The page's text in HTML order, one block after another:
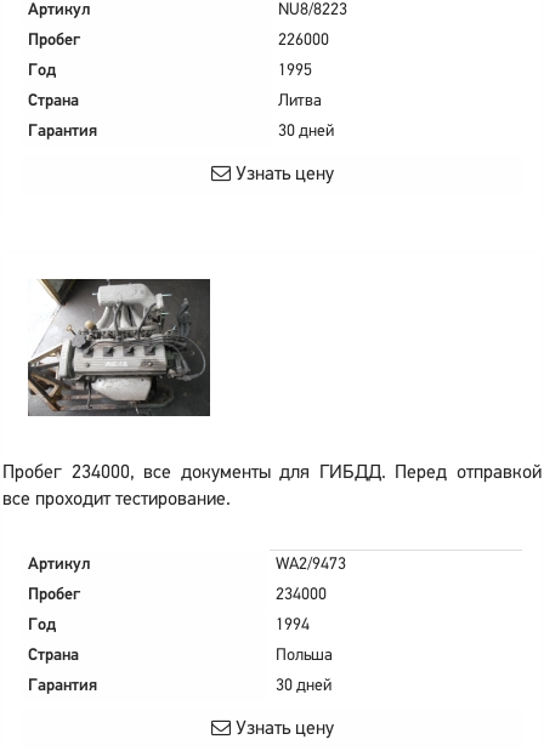
Артикул
NU8/8223
Пробег
226000
Год
1995
Страна
Литва
Гарантия
30 дней
Узнать цену
Пробег 234000, все документы для ГИБДД. Перед отправкой
все проходит тестирование.
Артикул
WA2/9473
Пробег
234000
Год
1994
Страна
Польша
Гарантия
30 дней
Узнать цену